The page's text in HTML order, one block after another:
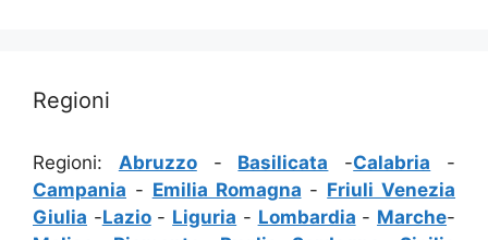
Regioni
Regioni: Abruzzo- Basilicata -Calabria -
Campania - Emilia Romagna - Friuli Venezia
Giulia -Lazio- Liguria - Lombardia - Marche-